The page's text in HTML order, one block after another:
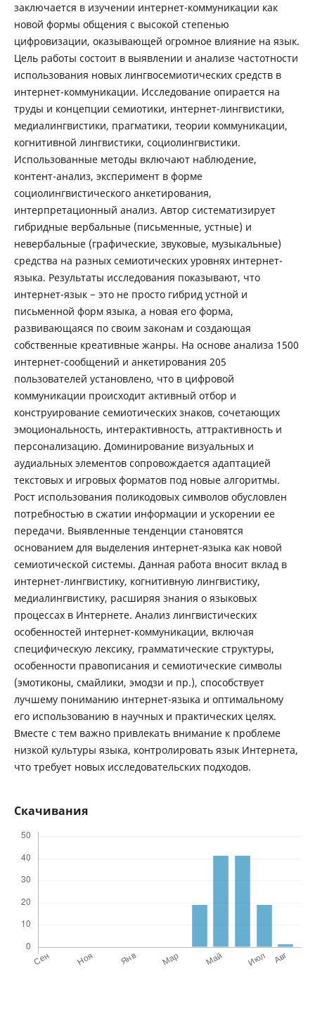
заключается в изучении интернет-коммуникации как
новой формы общения с высокой степенью
цифровизации, оказывающей огромное влияние на язык.
Цель работы состоит в выявлении и анализе частотности
использования новых лингвосемиотических средств в
интернет-коммуникации. Исследование опирается на
труды и концепции семиотики, интернет-лингвистики,
медиалингвистики, прагматики, теории коммуникации,
когнитивной лингвистики, социолингвистики.
Использованные методы включают наблюдение,
контент-анализ, эксперимент в форме
социолингвистического анкетирования,
интерпретационный анализ. Автор систематизирует
гибридные вербальные (письменные, устные) и
невербальные (графические, звуковые, музыкальные)
средства на разных семиотических уровнях интернет-
языка. Результаты исследования показывают, что
интернет-язык − это не просто гибрид устной и
письменной форм языка, а новая его форма,
развивающаяся по своим законам и создающая
собственные креативные жанры. На основе анализа 1500
интернет-сообщений и анкетирования 205
пользователей установлено, что в цифровой
коммуникации происходит активный отбор и
конструирование семиотических знаков, сочетающих
эмоциональность, интерактивность, аттрактивность и
персонализацию. Доминирование визуальных и
аудиальных элементов сопровождается адаптацией
текстовых и игровых форматов под новые алгоритмы.
Рост использования поликодовых символов обусловлен
потребностью в сжатии информации и ускорении ее
передачи. Выявленные тенденции становятся
основанием для выделения интернет-языка как новой
семиотической системы. Данная работа вносит вклад в
интернет-лингвистику, когнитивную лингвистику,
медиалингвистику, расширяя знания о языковых
процессах в Интернете. Анализ лингвистических
особенностей интернет-коммуникации, включая
специфическую лексику, грамматические структуры,
особенности правописания и семиотические символы
(эмотиконы, смайлики, эмодзи и пр.), способствует
лучшему пониманию интернет-языка и оптимальному
его использованию в научных и практических целях.
Вместе с тем важно привлекать внимание к проблеме
низкой культуры языка, контролировать язык Интернета,
что требует новых исследовательских подходов.
Скачивания